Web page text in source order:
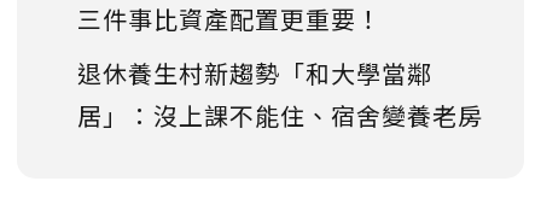
三件事比資產配置更重要！
退休養生村新趨勢「和大學當鄰
居」：沒上課不能住、宿舍變養老房